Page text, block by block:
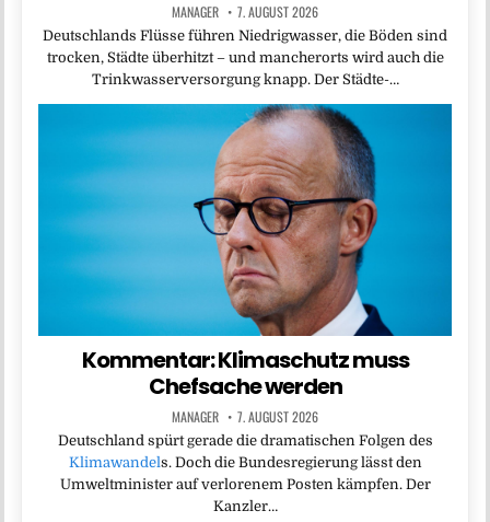
MANAGER 7. AUGUST 2026
Deutschlands Flüsse führen Niedrigwasser, die Böden sind
trocken, Städte überhitzt – und mancherorts wird auch die
Trinkwasserversorgung knapp. Der Städte-…
Kommentar: Klimaschutz muss
Chefsache werden
MANAGER 7. AUGUST 2026
Deutschland spürt gerade die dramatischen Folgen des
Klimawandels. Doch die Bundesregierung lässt den
Umweltminister auf verlorenem Posten kämpfen. Der
Kanzler…